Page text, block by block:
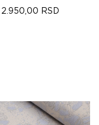
2.950,00 RSD